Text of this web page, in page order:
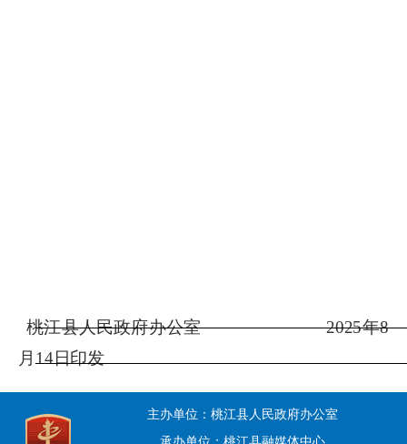
桃江县人民政府办公室 2025年8
月 14日印发
主办单位：桃江县人民政府办公室